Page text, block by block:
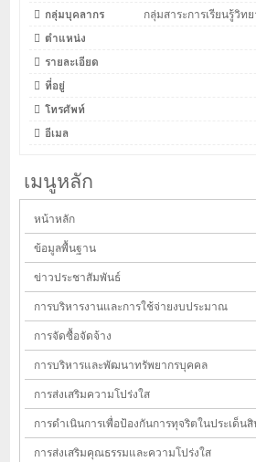
กลุ่มบุคลากร
กลุ่มสาระการเรียนรู้วิท
ตำแหน่ง
รายละเอียด
ที่อยู่
โทรศัพท์
อีเมล
เมนูหลัก
หน้าหลัก
ข้อมูลพื้นฐาน
ข่าวประชาสัมพันธ์
การบริหารงานและการใช้จ่ายงบประมาณ
การจัดซื้อจัดจ้าง
การบริหารและพัฒนาทรัพยากรบุคคล
การส่งเสริมความโปร่งใส
การดำเนินการเพื่อป้องกันการทุจริตในประเด็น
การส่งเสริมคุณธรรมและความโปร่งใส